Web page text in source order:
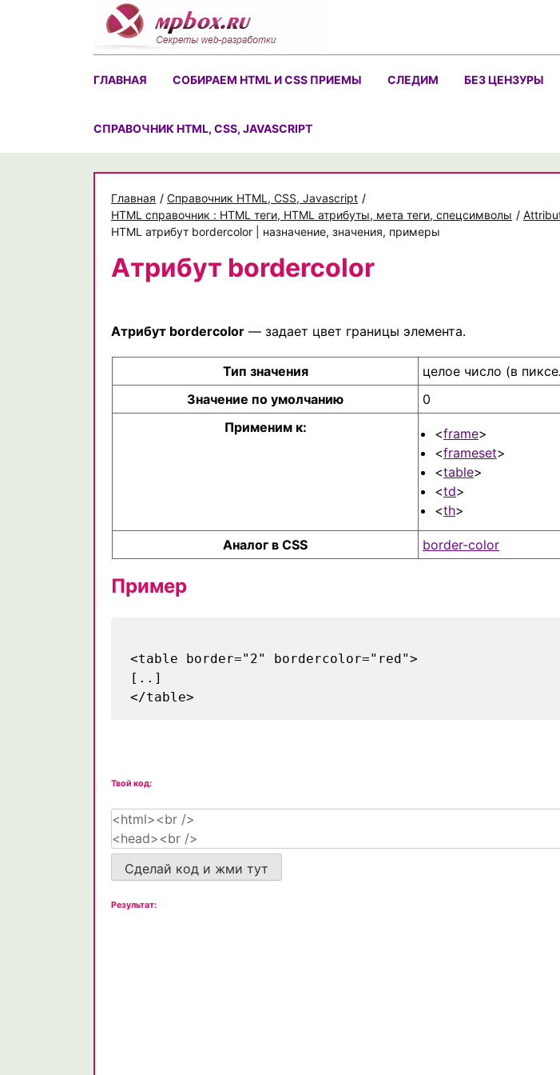
ГЛАВНАЯ СОБИРАЕМ HTML И CSS ПРИЕМЫ СЛЕДИМ БЕЗ ЦЕНЗУРЫ
CПРАВОЧНИК HTML, CSS, JAVASCRIPT
Главная / Cправочник HTML, CSS, Javascript /
HTML справочник : HTML теги, HTML атрибуты, мета теги, спецсимволы /
HTML атрибут bordercolor | назначение, значения, примеры
Атрибут bordercolor
Атрибут bordercolor — задает цвет границы элемента.
Тип значения
целое число (в
Значение по умолчанию
0
Применим к:
<frame>
<frameset>
<table>
<td>
<th>
Аналог в CSS border-color
Пример
<table border="2" bordercolor="red">
[..]
</table>
Твой код:
Сделай код и жми тут
Результат: